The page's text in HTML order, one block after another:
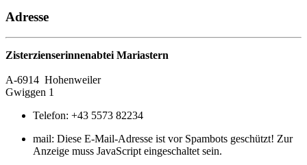
Adresse
Zisterzienserinnenabtei Mariastern
A-6914 Hohenweiler
Gwiggen 1
Telefon: +43 5573 82234
mail: Diese E-Mail-Adresse ist vor Spambots geschützt! Zur
Anzeige muss JavaScript eingeschaltet sein.